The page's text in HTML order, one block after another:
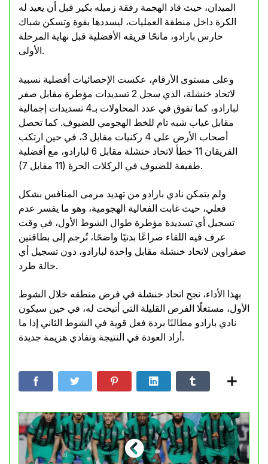
الميدان، حيث قاد الهجمة رفقة زميله بكير قبل أن يعيد له
الكرة داخل منطقة العمليات، ليسددها بقوة وتسكن شباك
حارس بارادو، مانحًا فريقه الأفضلية قبل نهاية المرحلة
الأولى.
وعلى مستوى الأرقام، عكست الإحصائيات أفضلية نسبية
لاتحاد خنشلة، الذي سجل 2 تسديدات مؤطرة مقابل صفر
لبارادو، كما تفوق في عدد المحاولات بـ4 تسديدات إجمالية
مقابل غياب شبه تام للخط الهجومي للضيوف. كما تحصل
أصحاب الأرض على 4 ركنيات مقابل 3، في حين ارتكب
الفريقان 11 خطأ لاتحاد خنشلة مقابل 6 لبارادو، مع أفضلية
طفيفة للضيوف في الركلات الحرة (11 مقابل 7).
ولم يتمكن نادي بارادو من تهديد مرمى المنافس بشكل
فعلي، حيث غابت الفعالية الهجومية، وهو ما يفسر عدم
تسجيل أي تسديدة مؤطرة طوال الشوط الأول، في وقت
عرف فيه اللقاء صراعًا بدنيًا واضحًا، تُرجم إلى بطاقتين
صفراوين لاتحاد خنشلة مقابل واحدة لبارادو، دون تسجيل أي
حالة طرد.
بهذا الأداء، نجح اتحاد خنشلة في فرض منطقه خلال الشوط
الأول، مستغلًا الفرص القليلة التي أتيحت له، في حين سيكون
نادي بارادو مطالبًا بردة فعل قوية في الشوط الثاني إذا ما
أراد العودة في النتيجة وتفادي هزيمة جديدة.